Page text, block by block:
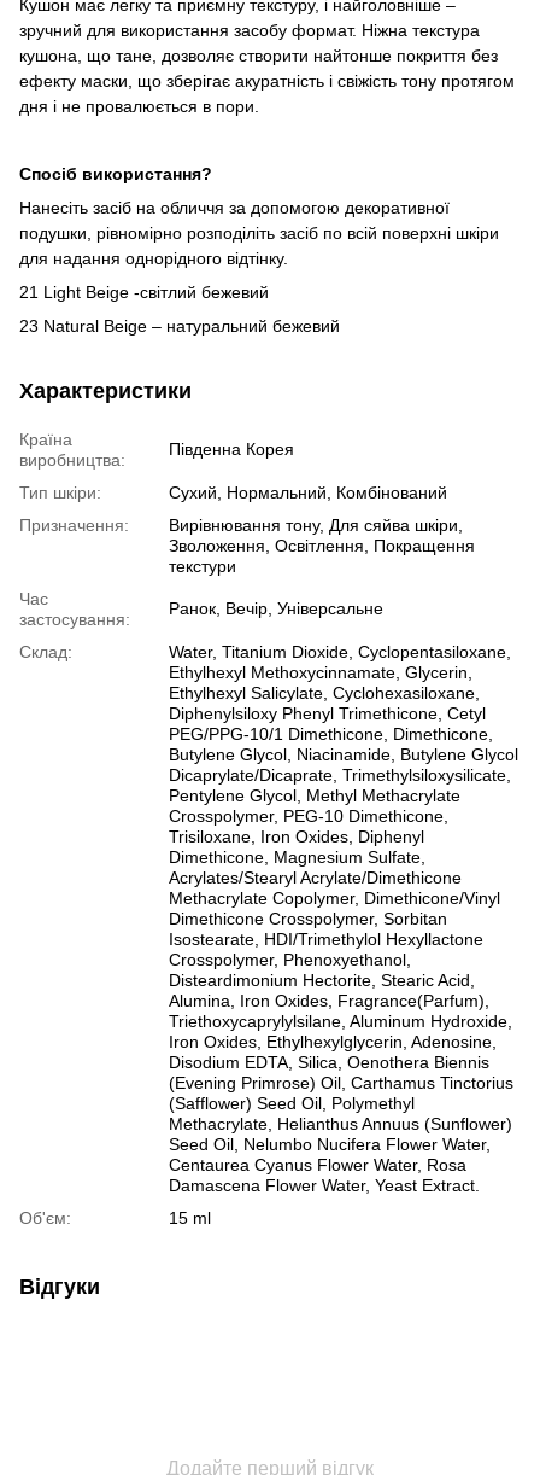
Кушон має легку та приємну текстуру, і найголовніше –
зручний для використання засобу формат. Ніжна текстура
кушона, що тане, дозволяє створити найтонше покриття без
ефекту маски, що зберігає акуратність і свіжість тону протягом
дня і не провалюється в пори.
Спосіб використання?
Нанесіть засіб на обличчя за допомогою декоративної
подушки, рівномірно розподіліть засіб по всій поверхні шкіри
для надання однорідного відтінку.
21 Light Beige -світлий бежевий
23 Natural Beige – натуральний бежевий
Характеристики
Країна
виробництва:
Південна Корея
Тип шкіри:
Сухий, Нормальний, Комбінований
Призначення:
Вирівнювання тону, Для сяйва шкіри,
Зволоження, Освітлення, Покращення
текстури
Час
застосування:
Ранок, Вечір, Універсальне
Склад:
Water, Titanium Dioxide, Cyclopentasiloxane,
Ethylhexyl Methoxycinnamate, Glycerin,
Ethylhexyl Salicylate, Cyclohexasiloxane,
Diphenylsiloxy Phenyl Trimethicone, Cetyl
PEG/PPG-10/1 Dimethicone, Dimethicone,
Butylene Glycol, Niacinamide, Butylene Glycol
Dicaprylate/Dicaprate, Trimethylsiloxysilicate,
Pentylene Glycol, Methyl Methacrylate
Crosspolymer, PEG-10 Dimethicone,
Trisiloxane, Iron Oxides, Diphenyl
Dimethicone, Magnesium Sulfate,
Acrylates/Stearyl Acrylate/Dimethicone
Methacrylate Copolymer, Dimethicone/Vinyl
Dimethicone Crosspolymer, Sorbitan
Isostearate, HDI/Trimethylol Hexyllactone
Crosspolymer, Phenoxyethanol,
Disteardimonium Hectorite, Stearic Acid,
Alumina, Iron Oxides, Fragrance(Parfum),
Triethoxycaprylylsilane, Aluminum Hydroxide,
Iron Oxides, Ethylhexylglycerin, Adenosine,
Disodium EDTA, Silica, Oenothera Biennis
(Evening Primrose) Oil, Carthamus Tinctorius
(Safflower) Seed Oil, Polymethyl
Methacrylate, Helianthus Annuus (Sunflower)
Seed Oil, Nelumbo Nucifera Flower Water,
Centaurea Cyanus Flower Water, Rosa
Damascena Flower Water, Yeast Extract.
Об'єм:
15 ml
Відгуки
Додайте перший відгук